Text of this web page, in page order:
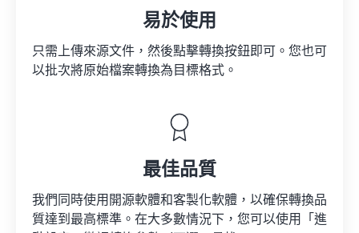
易於使用
只需上傳來源文件，然後點擊轉換按鈕即可。您也可
以批次將原始檔案轉換為目標格式。
最佳品質
我們同時使用開源軟體和客製化軟體，以確保轉換品
質達到最高標準。在大多數情況下，您可以使用「進